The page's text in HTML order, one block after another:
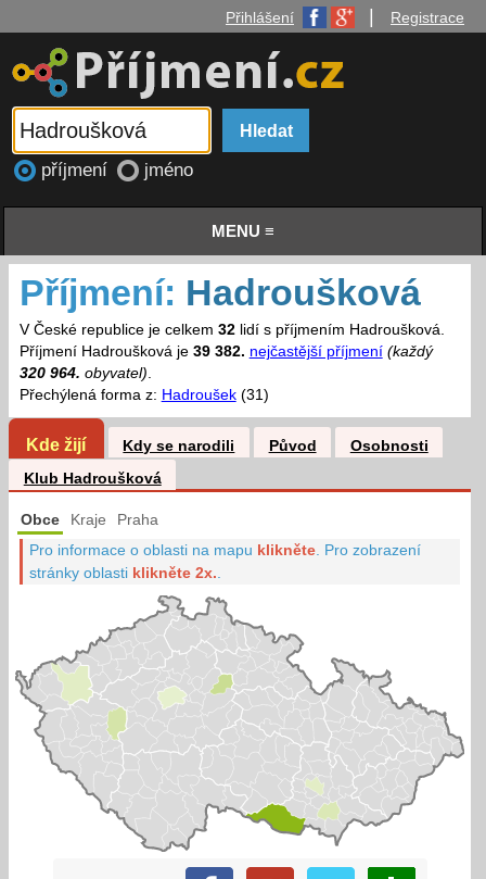
Přihlášení Registrace
příjmení jméno
MENU ≡
Příjmení: Hadroušková
V České republice je celkem 32lidí s příjmením Hadroušková.
Příjmení Hadroušková je 39 382. nejčastější příjmení (každý
320 964. obyvatel).
Přechýlená forma z: Hadroušek(31)
Kde žijí Kdy se narodili Původ
Osobnosti
Klub Hadroušková
Obce Kraje Praha
Pro informace o oblasti na mapu klikněte Pro zobrazení
stránky oblasti klikněte 2x.